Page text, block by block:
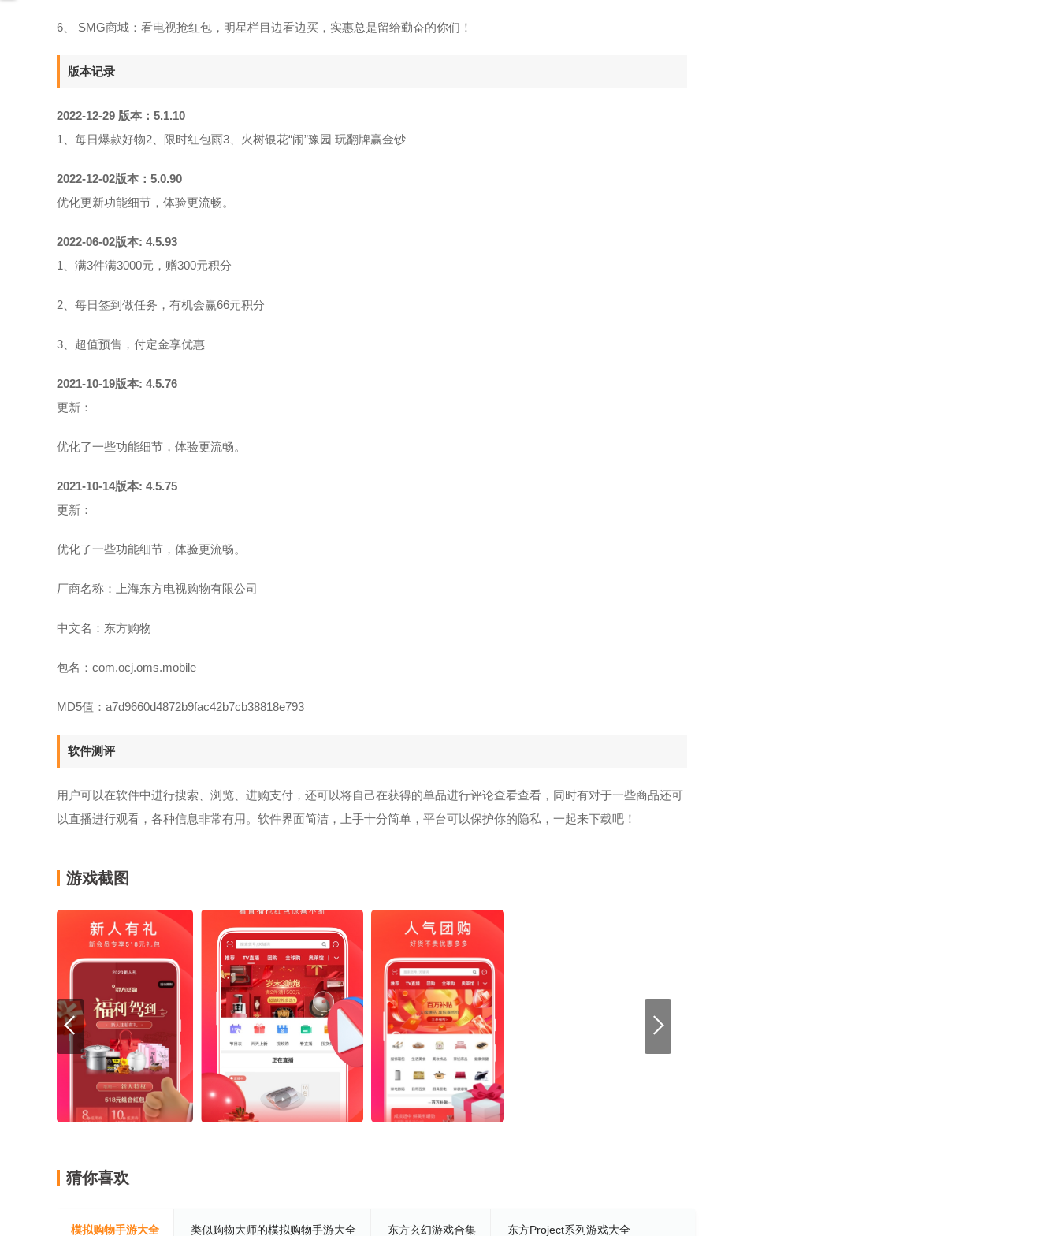
6、 SMG商城：看电视抢红包，明星栏目边看边买，实惠总是留给勤奋的你们！
版本记录
2022-12-29 版本：5.1.10
1、每日爆款好物2、限时红包雨3、火树银花“闹”豫园 玩翻牌赢金钞
2022-12-02版本：5.0.90
优化更新功能细节，体验更流畅。
2022-06-02版本: 4.5.93
1、满3件满3000元，赠300元积分
2、每日签到做任务，有机会赢66元积分
3、超值预售，付定金享优惠
2021-10-19版本: 4.5.76
更新：
优化了一些功能细节，体验更流畅。
2021-10-14版本: 4.5.75
更新：
优化了一些功能细节，体验更流畅。
厂商名称：上海东方电视购物有限公司
中文名：东方购物
包名：com.ocj.oms.mobile
MD5值：a7d9660d4872b9fac42b7cb38818e793
软件测评
用户可以在软件中进行搜索、浏览、进购支付，还可以将自己在获得的单品进行评论查看查看，同时有对于一些商品还可
以直播进行观看，各种信息非常有用。软件界面简洁，上手十分简单，平台可以保护你的隐私，一起来下载吧！
游戏截图
猜你喜欢
模拟购物手游大全 类似购物大师的模拟购物手游大全 东方玄幻游戏合集 东方Project系列游戏大全